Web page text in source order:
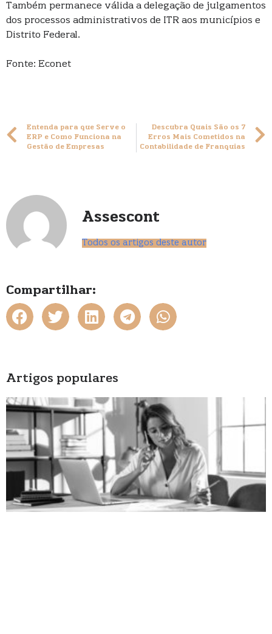
Também permanece válida a delegação de julgamentos
dos processos administrativos de ITR aos municípios e
Distrito Federal.
Fonte: Econet
Entenda para que Serve o
ERP e Como Funciona na
Gestão de Empresas
Descubra Quais São os 7
Erros Mais Cometidos na
Contabilidade de Franquias
Assescont
Todos os artigos deste autor
Compartilhar:
Artigos populares